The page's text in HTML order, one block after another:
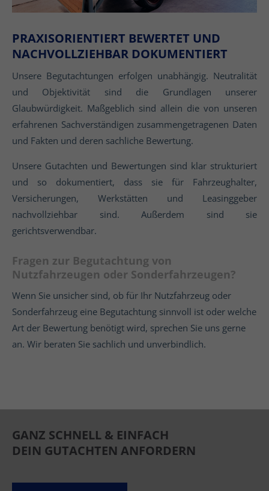
PRAXISORIENTIERT BEWERTET UND
NACHVOLLZIEHBAR DOKUMENTIERT
Unsere Begutachtungen erfolgen unabhängig. Neutralität
und Objektivität sind die Grundlagen unserer
Glaubwürdigkeit. Maßgeblich sind allein die von unseren
erfahrenen Sachverständigen zusammengetragenen Daten
und Fakten und deren sachliche Bewertung.
Unsere Gutachten und Bewertungen sind klar strukturiert
und so dokumentiert, dass sie für Fahrzeughalter,
Versicherungen, Werkstätten und Leasinggeber
nachvollziehbar sind. Außerdem sind sie
gerichtsverwendbar.
Fragen zur Begutachtung von
Nutzfahrzeugen oder Sonderfahrzeugen?
Wenn Sie unsicher sind, ob für Ihr Nutzfahrzeug oder
Sonderfahrzeug eine Begutachtung sinnvoll ist oder welche
Art der Bewertung benötigt wird, sprechen Sie uns gerne
an. Wir beraten Sie sachlich und unverbindlich.
GANZ SCHNELL & EINFACH
DEIN GUTACHTEN ANFORDERN